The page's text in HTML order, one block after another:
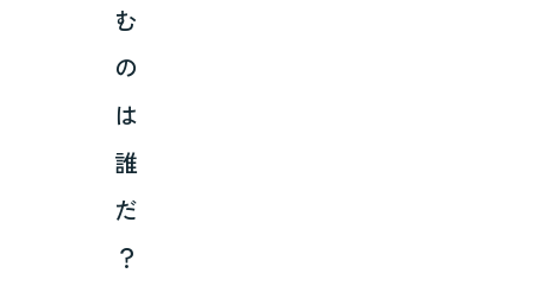
む
の
は
誰
だ
？